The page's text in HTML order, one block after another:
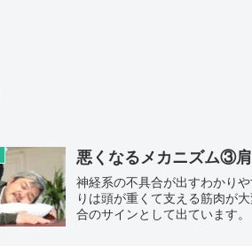
悪くなるメカニズム③
神経系の不具合が出すわかりやすいサインがありま
りは頭が重くて支える筋肉が大変な